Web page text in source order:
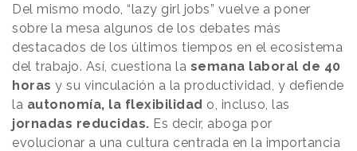
Del mismo modo, “lazy girl jobs” vuelve a poner
sobre la mesa algunos de los debates más
destacados de los últimos tiempos en el ecosistema
del trabajo. Así, cuestiona la semana laboral de 40
horas y su vinculación a la productividad, y defiende
la autonomía, la flexibilidad o, incluso, las
jornadas reducidas. Es decir, aboga por
evolucionar a una cultura centrada en la importancia